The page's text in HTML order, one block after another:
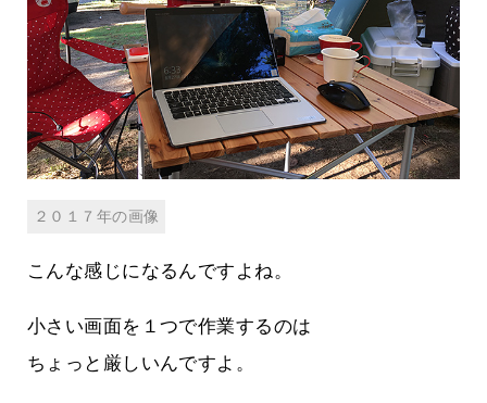
２０１７年の画像
こんな感じになるんですよね。
小さい画面を１つで作業するのは
ちょっと厳しいんですよ。